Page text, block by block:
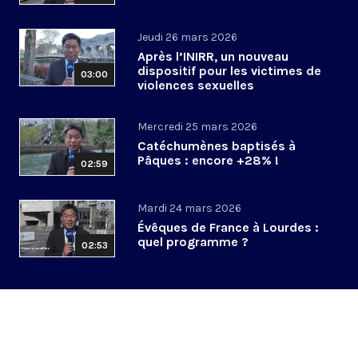
03:00
Jeudi 26 mars 2026
Après l’INIRR, un nouveau
dispositif pour les victimes de
violences sexuelles
02:59
Mercredi 25 mars 2026
Catéchumènes baptisés à
Pâques : encore +28% !
02:53
Mardi 24 mars 2026
Évêques de France à Lourdes :
quel programme ?